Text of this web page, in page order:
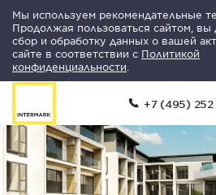
Мы используем рекомендательные
Продолжая пользоваться сайтом, вы
сбор и обработку данных о вашей
сайте в соответствии с Политикой
конфиденциальности
+7 (495)